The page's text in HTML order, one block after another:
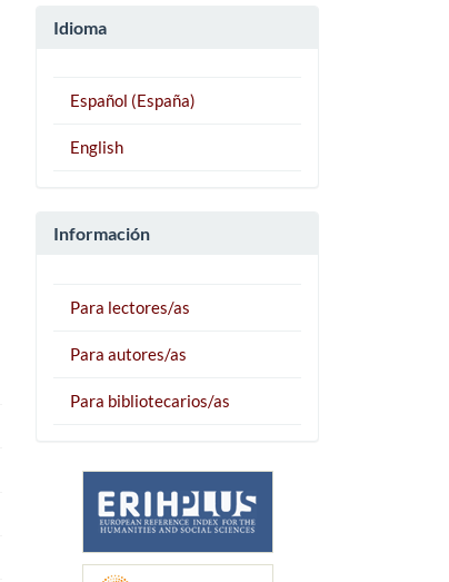
Idioma
Español (España)
English
Información
Para lectores/as
Para autores/as
Para bibliotecarios/as